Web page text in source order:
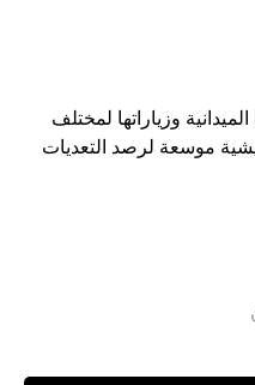
وزياراتها لمختلف
موسعة لرصد التعديات